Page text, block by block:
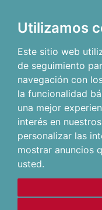
Utilizamos
Este sitio web
de seguimiento
navegación con
la funcionalidad
una mejor
interés en
personalizar las
mostrar anuncios
usted.